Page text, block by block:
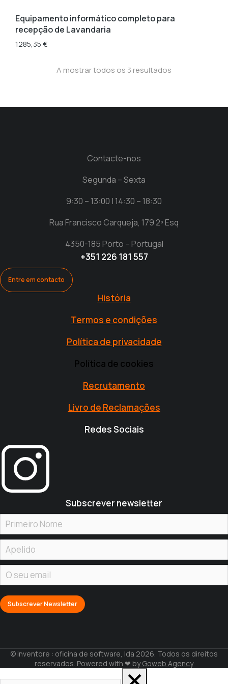
Equipamento informático completo para
recepção de Lavandaria
1285,35 €
A mostrar todos os 3 resultados
Contacte-nos
Segunda – Sexta
9:30 – 13:00 | 14:30 – 18:30
Rua Francisco Carqueja, 179 2º Esq
4350-185 Porto – Portugal
+351 226 181 557
Entre em contacto
História
Termos e condições
Política de privacidade
Política de cookies
Recrutamento
Livro de Reclamações
Redes Sociais
Subscrever newsletter
© inventore : oficina de software, lda 2026. Todos os direitos
reservados. Powered with ❤ byGoweb Agency